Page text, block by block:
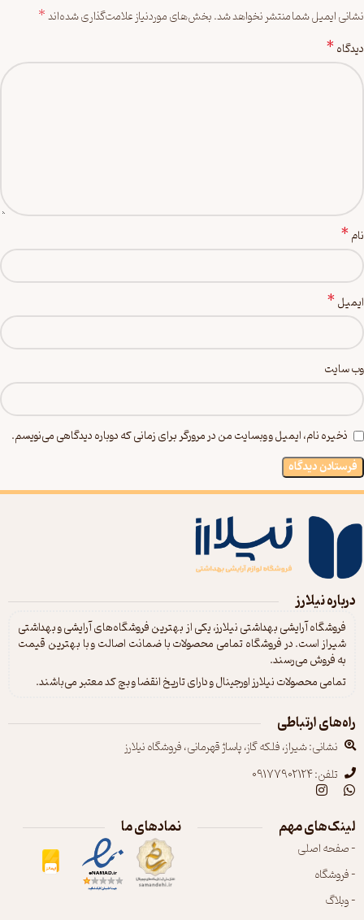
نشانی ایمیل شما منتشر نخواهد شد.بخش‌های موردنیاز علامت‌گذاری شده‌اند*
دیدگاه*
نام*
ایمیل*
وب‌ سایت
ذخیره نام، ایمیل و وبسایت من در مرورگر برای زمانی که دوباره دیدگاهی می‌نویسم.
درباره نیلارز
فروشگاه آرایشی بهداشتی نیلارز، یکی از بهترین فروشگاه‌های آرایشی و بهداشتی
شیراز است. در فروشگاه تمامی محصولات با ضمانت اصالت و با بهترین قیمت
به فروش می‌رسند.
تمامی محصولات نیلارز اورجینال و دارای تاریخ انقضا و بچ کد معتبر می‌باشند.
لینک‌های مهم
- صفحه اصلی
- فروشگاه
- وبلاگ
راه‌های ارتباطی
نشانی: شیراز، فلکه گاز، پاساژ قهرمانی، فروشگاه نیلارز
تلفن: 09177902124
نمادهای ما